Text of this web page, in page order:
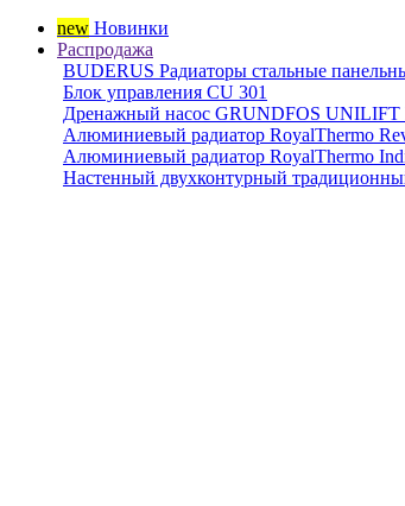
new Новинки
Распродажа
BUDERUS Радиаторы стальные
Блок управления CU 301
Дренажный насос GRUNDFOS UNILIFT
Алюминиевый радиатор RoyalThermo
Алюминиевый радиатор RoyalThermo
Настенный двухконтурный